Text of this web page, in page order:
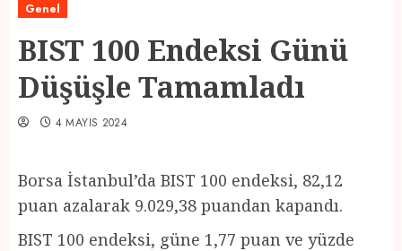
Genel
BIST 100 Endeksi Günü
Düşüşle Tamamladı
4 MAYIS 2024
Borsa İstanbul’da BIST 100 endeksi, 82,12
puan azalarak 9.029,38 puandan kapandı.
BIST 100 endeksi, güne 1,77 puan ve yüzde